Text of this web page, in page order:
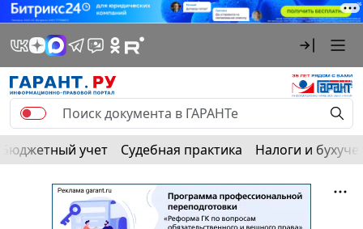
Бюджетный учет Судебная практика Налоги и